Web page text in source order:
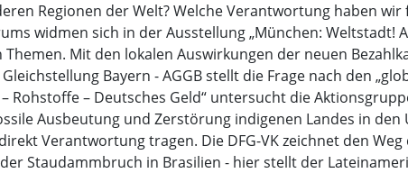
Regionen der Welt? Welche Verantwortung haben wir
widmen sich in der Ausstellung „München: Weltstadt!
Mit den lokalen Auswirkungen der neuen
Bayern - AGGB stellt die Frage nach den
Rohstoffe – Deutsches Geld“ untersucht die
Ausbeutung und Zerstörung indigenen Landes in den
Verantwortung tragen. Die DFG-VK zeichnet den
Staudammbruch in Brasilien - hier stellt der